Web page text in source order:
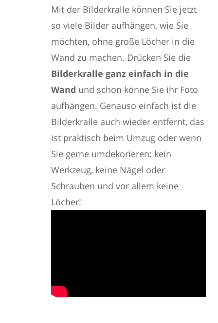
Mit der Bilderkralle können Sie jetzt
so viele Bilder aufhängen, wie Sie
möchten, ohne große Löcher in die
Wand zu machen. Drücken Sie die
Bilderkralle ganz einfach in die
Wand und schon könne Sie ihr Foto
aufhängen. Genauso einfach ist die
Bilderkralle auch wieder entfernt, das
ist praktisch beim Umzug oder wenn
Sie gerne umdekorieren: kein
Werkzeug, keine Nägel oder
Schrauben und vor allem keine
Löcher!